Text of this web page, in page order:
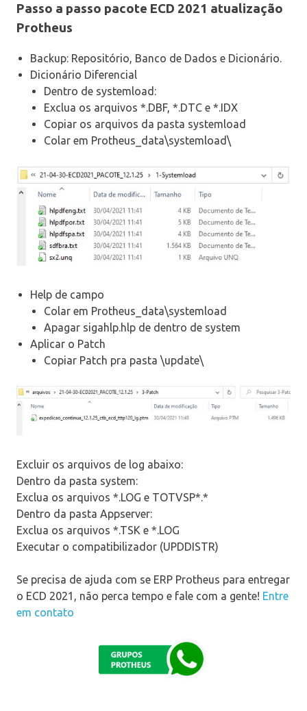
Passo a passo pacote ECD 2021 atualização
Protheus
Backup: Repositório, Banco de Dados e Dicionário.
Dicionário Diferencial
Dentro de systemload:
Exclua os arquivos *.DBF, *.DTC e *.IDX
Copiar os arquivos da pasta systemload
Colar em Protheus_data\systemload\
Help de campo
Colar em Protheus_data\systemload
Apagar sigahlp.hlp de dentro de system
Aplicar o Patch
Copiar Patch pra pasta \update\
Excluir os arquivos de log abaixo:
Dentro da pasta system:
Exclua os arquivos *.LOG e TOTVSP*.*
Dentro da pasta Appserver:
Exclua os arquivos *.TSK e *.LOG
Executar o compatibilizador (UPDDISTR)
Se precisa de ajuda com se ERP Protheus para entregar
o ECD 2021, não perca tempo e fale com a gente! Entre
em contato